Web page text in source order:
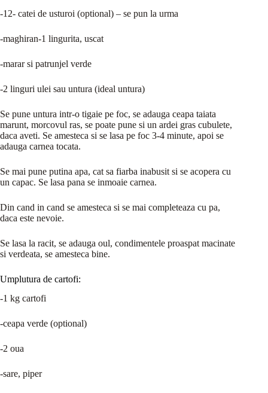
-12- catei de usturoi (optional) – se pun la urma
-maghiran-1 lingurita, uscat
-marar si patrunjel verde
-2 linguri ulei sau untura (ideal untura)
Se pune untura intr-o tigaie pe foc, se adauga ceapa taiata
marunt, morcovul ras, se poate pune si un ardei gras cubulete,
daca aveti. Se amesteca si se lasa pe foc 3-4 minute, apoi se
adauga carnea tocata.
Se mai pune putina apa, cat sa fiarba inabusit si se acopera cu
un capac. Se lasa pana se inmoaie carnea.
Din cand in cand se amesteca si se mai completeaza cu pa,
daca este nevoie.
Se lasa la racit, se adauga oul, condimentele proaspat macinate
si verdeata, se amesteca bine.
Umplutura de cartofi:
-1 kg cartofi
-ceapa verde (optional)
-2 oua
-sare, piper